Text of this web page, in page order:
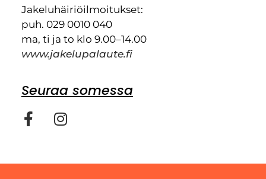
Jakeluhäiriöilmoitukset:
puh. 029 0010 040
ma, ti ja to klo 9.00–14.00
www.jakelupalaute.fi
Seuraa somessa